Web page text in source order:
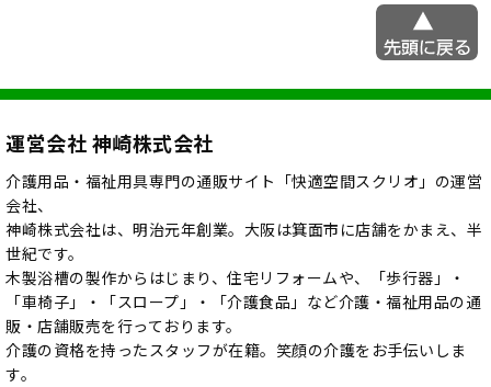
運営会社 神崎株式会社
介護用品・福祉用具専門の通販サイト「快適空間スクリオ」の運営
会社、
神崎株式会社は、明治元年創業。大阪は箕面市に店舗をかまえ、半
世紀です。
木製浴槽の製作からはじまり、住宅リフォームや、「歩行器」・
「車椅子」・「スロープ」・「介護食品」など介護・福祉用品の通
販・店舗販売を行っております。
介護の資格を持ったスタッフが在籍。笑顔の介護をお手伝いしま
す。